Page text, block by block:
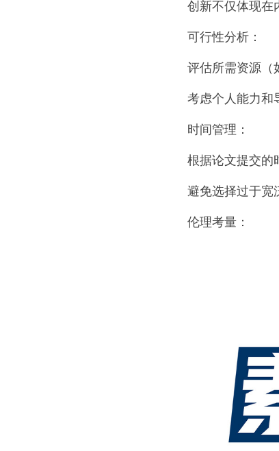
创新不仅体现在
可行性分析：
评估所需资源（
考虑个人能力和
时间管理：
根据论文提交的
避免选择过于宽
伦理考量：